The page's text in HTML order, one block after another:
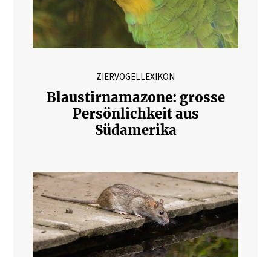
ZIERVOGELLEXIKON
Blaustirnamazone: grosse
Persönlichkeit aus
Südamerika